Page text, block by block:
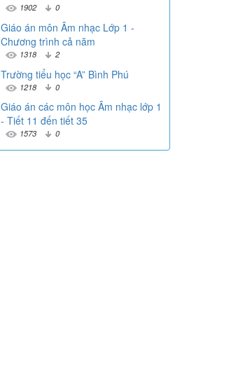
1902 0
Giáo án môn Âm nhạc Lớp 1 -
Chương trình cả năm
1318 2
Trường tiểu học “A” Bình Phú
1218 0
Giáo án các môn học Âm nhạc lớp 1
- Tiết 11 đến tiết 35
1573 0